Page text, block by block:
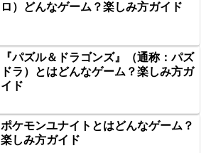
ロ）どんなゲーム？楽しみ方ガイド
『パズル＆ドラゴンズ』（通称：パズ
ドラ）とはどんなゲーム？楽しみ方ガ
イド
ポケモンユナイトとはどんなゲーム？
楽しみ方ガイド